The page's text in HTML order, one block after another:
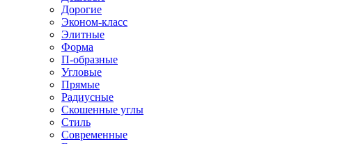
Дорогие
Эконом-класс
Элитные
Форма
П-образные
Угловые
Прямые
Радиусные
Скошенные углы
Стиль
Современные